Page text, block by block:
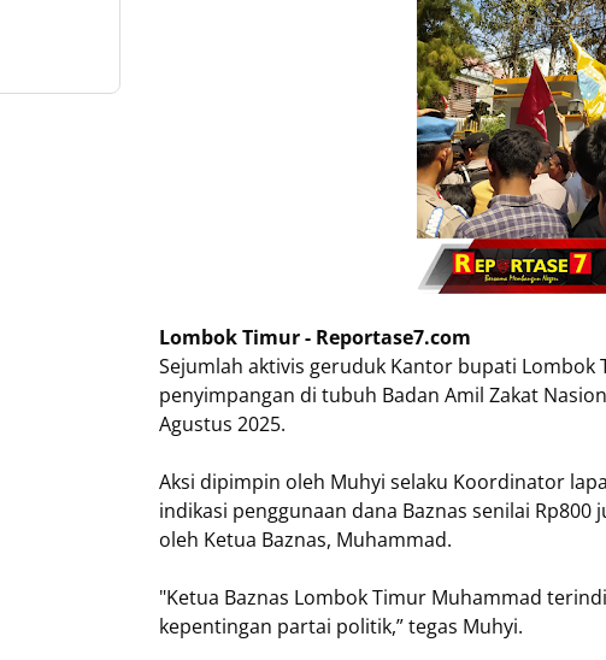
Lombok Timur - Reportase7.com
Sejumlah aktivis geruduk Kantor bupati
penyimpangan di tubuh Badan Amil Zakat
Agustus 2025.
Aksi dipimpin oleh Muhyi selaku Koordinator
indikasi penggunaan dana Baznas senilai
oleh Ketua Baznas, Muhammad.
"Ketua Baznas Lombok Timur Muhammad
kepentingan partai politik,” tegas Muhyi.